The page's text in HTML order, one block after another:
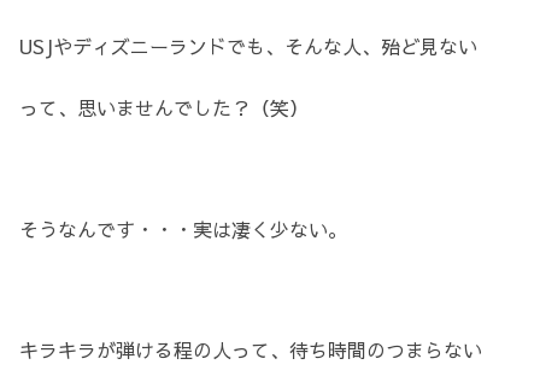
USJやディズニーランドでも、そんな人、殆ど見ない
って、思いませんでした？（笑）
そうなんです・・・実は凄く少ない。
キラキラが弾ける程の人って、待ち時間のつまらない